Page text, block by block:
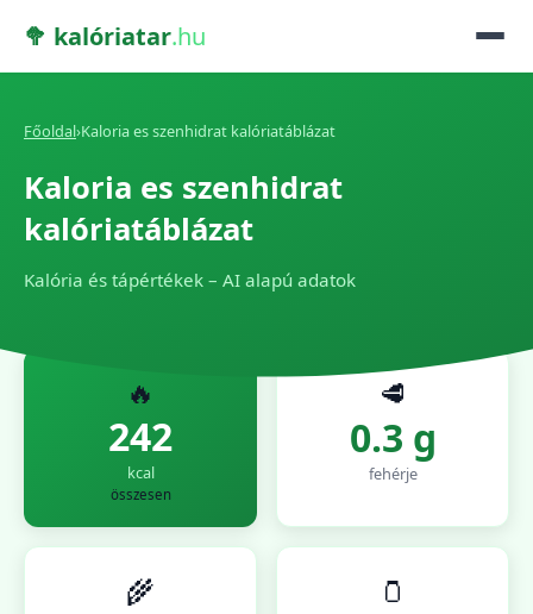
🥦 kalóriatar.hu
Főoldal›Kaloria es szenhidrat kalóriatáblázat
Kaloria es szenhidrat
kalóriatáblázat
Kalória és tápértékek – AI alapú adatok
🔥
242
kcal
összesen
🥩
0.3 g
fehérje
🌾 🫙